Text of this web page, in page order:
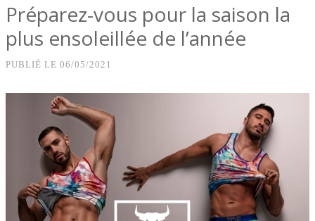
Préparez-vous pour la saison la
plus ensoleillée de l’année
PUBLIÉ LE 06/05/2021